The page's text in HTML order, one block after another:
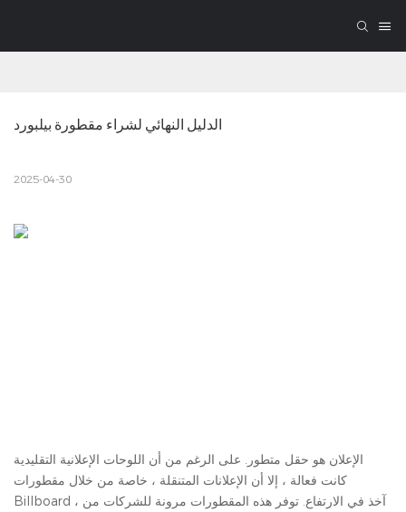
الدليل النهائي لشراء مقطورة بيلبورد
2025-04-30
الإعلان هو حقل متطور. على الرغم من أن اللوحات الإعلانية التقليدية
كانت فعالة ، إلا أن الإعلانات المتنقلة ، خاصة من خلال مقطورات
Billboard ، آخذ في الارتفاع. توفر هذه المقطورات مرونة للشركات من